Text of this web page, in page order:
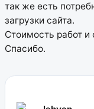
так же есть
загрузки сайта.
Стоимость работ и
Спасибо.